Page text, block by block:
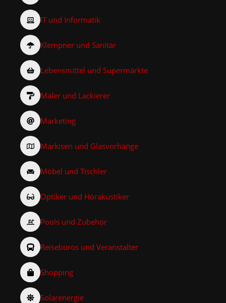
IT und Informatik
Klempner und Sanitär
Lebensmittel und Supermärkte
Maler und Lackierer
Marketing
Markisen und Glasvorhänge
Möbel und Tischler
Optiker und Hörakustiker
Pools und Zubehör
Reisebüros und Veranstalter
Shopping
Solarenergie